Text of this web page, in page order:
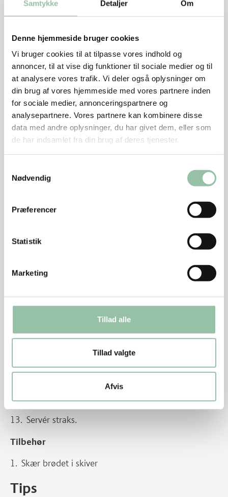
Samtykke Detaljer Om
Denne hjemmeside bruger cookies
Vi bruger cookies til at tilpasse vores indhold og
annoncer, til at vise dig funktioner til sociale medier og til
at analysere vores trafik. Vi deler også oplysninger om
din brug af vores hjemmeside med vores partnere inden
for sociale medier, annonceringspartnere og
analysepartnere. Vores partnere kan kombinere disse
data med andre oplysninger, du har givet dem, eller som
de har indsamlet fra din brug af deres tjenester.
Nødvendig
Præferencer
Statistik
Marketing
Tillad alle
Tillad valgte
Afvis
blender eller hurtighakker og blend det.
Hvis man ikke har blender, kan alt hakkes fint og
blandes med et piskeris.
Smag til med salt og peber.
Læg vinaigretten på kødet ved anretningen.
Salat
Kom dem i koldt vand.
Skær tomaterne i tern.
Dup skiverne tørre og steg dem lysebrune i olie.
Læg dem på køkkenrulle og drys med salt.
Riv salaten i passende stykker, bland med timian
og kørvel, dryp med olie, derefter balsamico, salt og
Læg salaten på kødet.
Servér straks.
Tilbehør
Skær brødet i skiver
Tips